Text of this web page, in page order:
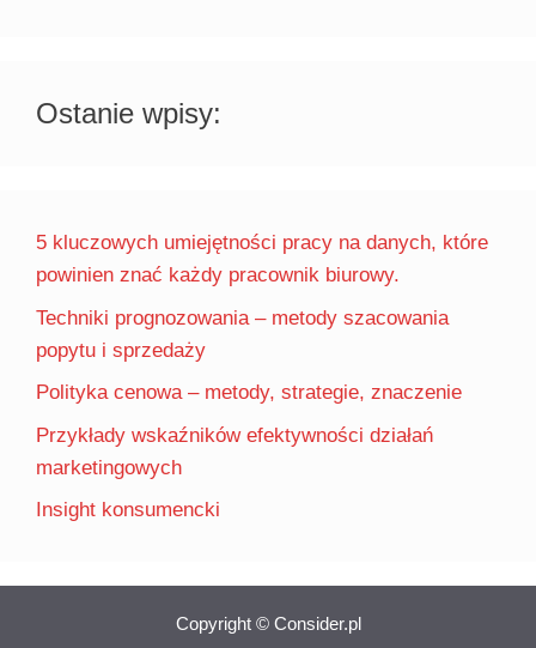
Ostanie wpisy:
5 kluczowych umiejętności pracy na danych, które
powinien znać każdy pracownik biurowy.
Techniki prognozowania – metody szacowania
popytu i sprzedaży
Polityka cenowa – metody, strategie, znaczenie
Przykłady wskaźników efektywności działań
marketingowych
Insight konsumencki
Copyright © Consider.pl